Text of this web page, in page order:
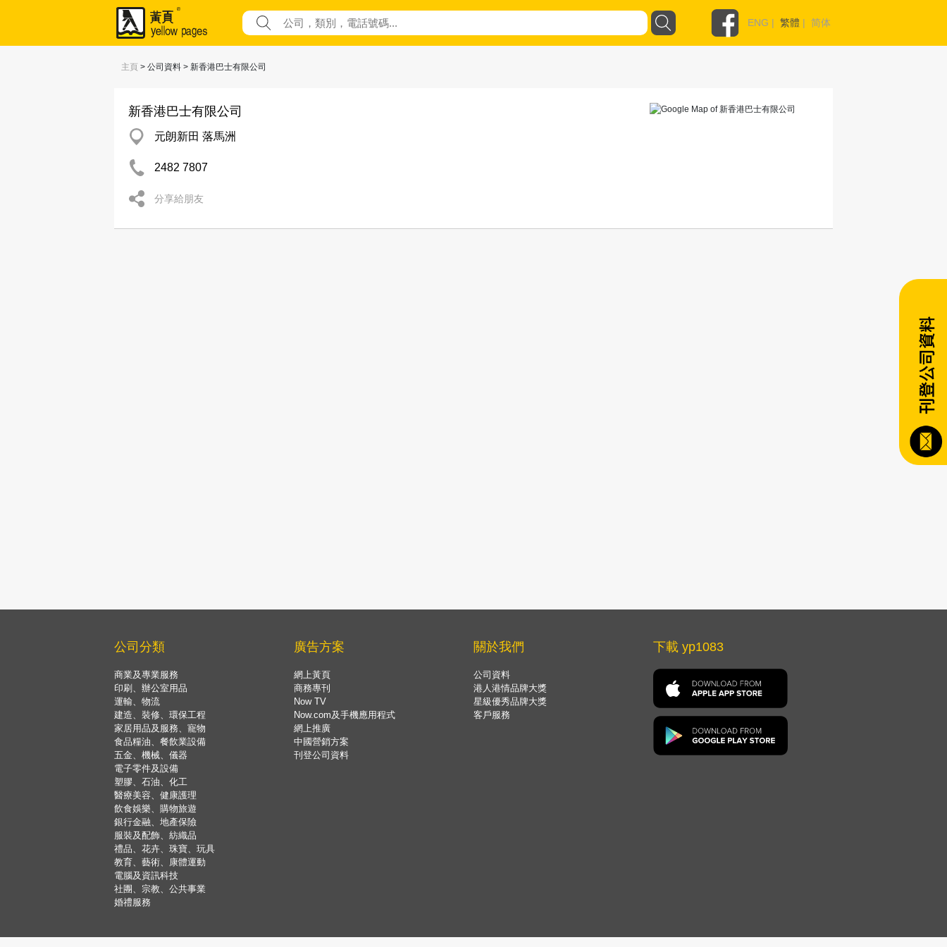
ENG | 繁體 | 简体
主頁 > 公司資料 > 新香港巴士有限公司
新香港巴士有限公司
元朗新田 落馬洲
2482 7807
分享給朋友
公司分類
商業及專業服務
印刷、辦公室用品
運輸、物流
建造、裝修、環保工程
家居用品及服務、寵物
食品糧油、餐飲業設備
五金、機械、儀器
電子零件及設備
塑膠、石油、化工
醫療美容、健康護理
飲食娛樂、購物旅遊
銀行金融、地產保險
服裝及配飾、紡織品
禮品、花卉、珠寶、玩具
教育、藝術、康體運動
電腦及資訊科技
社團、宗教、公共事業
婚禮服務
廣告方案
網上黃頁
商務專刊
Now TV
Now.com及手機應用程式
網上推廣
中國營銷方案
刊登公司資料
關於我們
公司資料
港人港情品牌大獎
星級優秀品牌大獎
客戶服務
下載 yp1083